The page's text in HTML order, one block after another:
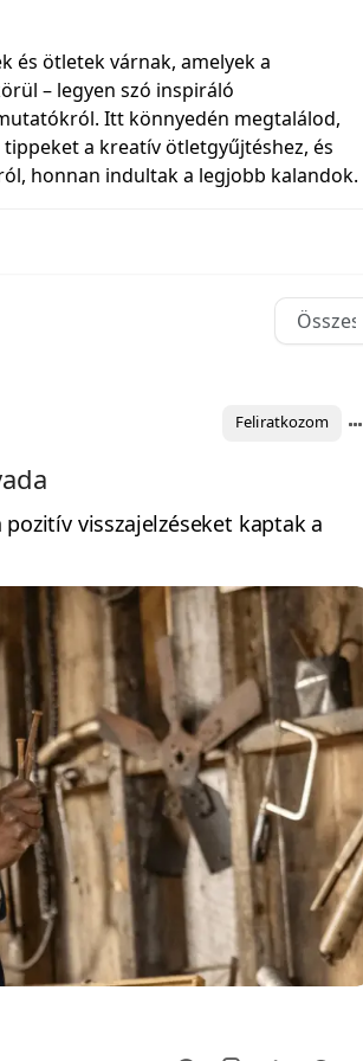
és ötletek várnak, amelyek a
– legyen szó inspiráló
Itt könnyedén megtalálod,
a kreatív ötletgyűjtéshez, és
honnan indultak a legjobb kalandok.
Feliratkozom
visszajelzéseket kaptak a